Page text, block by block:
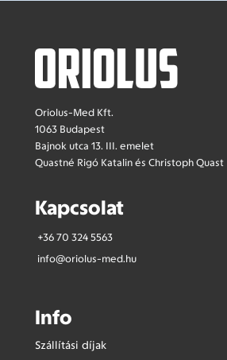
Oriolus-Med Kft.
1063 Budapest
Bajnok utca 13. III. emelet
Quastné Rigó Katalin és Christoph Quast
Kapcsolat
+36 70 324 5563
info@oriolus-med.hu
Info
Szállítási díjak